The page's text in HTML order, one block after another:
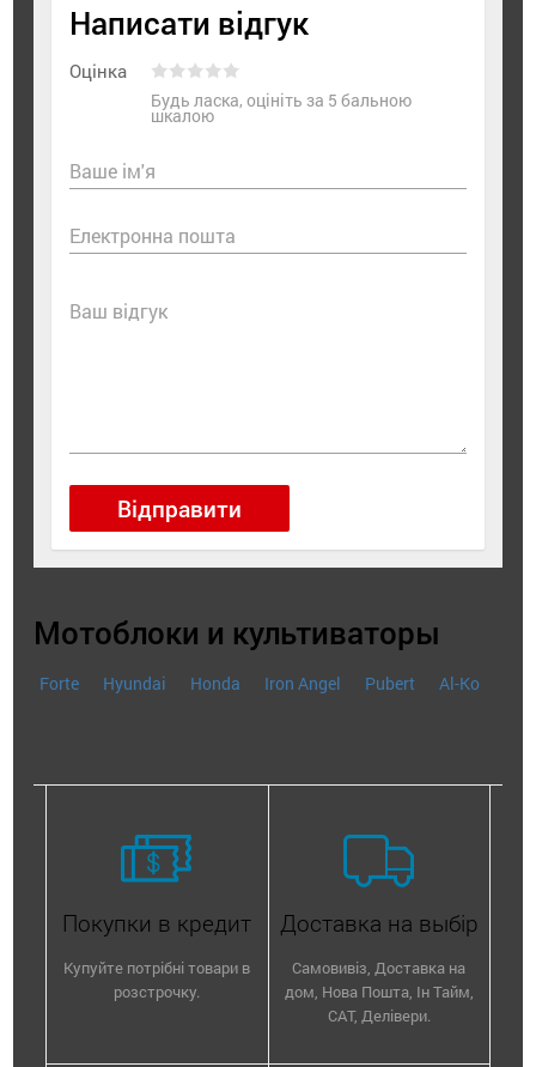
Написати відгук
Оцінка
Будь ласка, оцініть за 5 бальною
шкалою
Ваше ім'я
Електронна пошта
Ваш відгук
Відправити
Мотоблоки и культиваторы
Forte Hyundai Honda Iron Angel Pubert Al-Ko
Покупки в кредит
Купуйте потрібні товари в
розстрочку.
Доставка на выбір
Самовивіз, Доставка на
дом, Нова Пошта, Ін Тайм,
САТ, Делівери.